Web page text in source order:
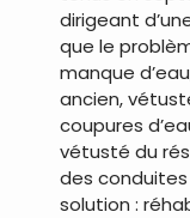
dirigeant
que le
manque
ancien,
coupures
vétusté du
des
solution :